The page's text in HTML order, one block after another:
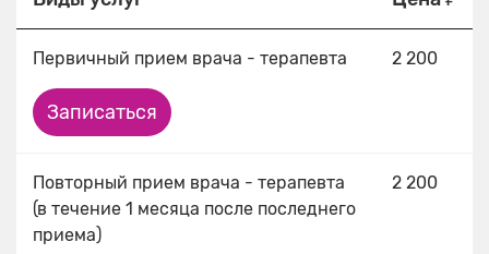
Первичный прием врача - терапевта 2 200
Записаться
Повторный прием врача - терапевта
(в течение 1 месяца после последнего
приема)
2 200